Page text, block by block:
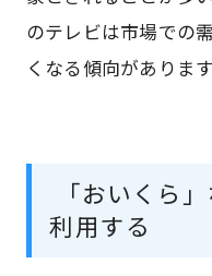
のテレビは市場での
くなる傾向があります
「おいくら
利用する